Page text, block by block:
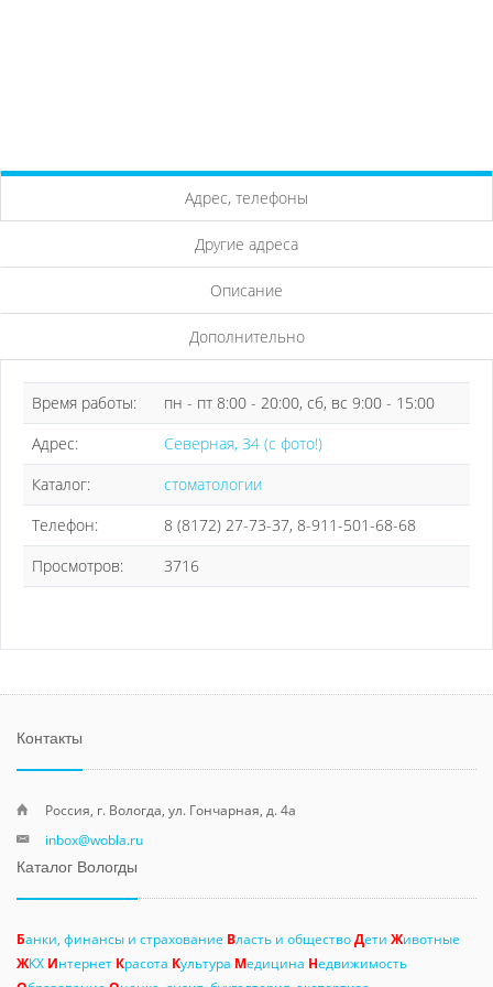
Адрес, телефоны
Другие адреса
Описание
Дополнительно
Время работы:
пн - пт 8:00 - 20:00, сб, вс 9:00 - 15:00
Адрес:
Северная, 34 (с фото!)
Каталог:
стоматологии
Телефон:
8 (8172) 27-73-37, 8-911-501-68-68
Просмотров:
3716
Контакты
Россия, г. Вологда, ул. Гончарная, д. 4а
inbox@wobla.ru
Каталог Вологды
Банки, финансы и страхование Власть и обществоДети Животные
ЖКХ Интернет Красота Культура Медицина Недвижимость